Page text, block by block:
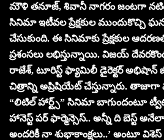
మౌళి తనూజ్, శివానీ నాగరం జంటగా
సినిమా ఇటీవల ప్రేక్షకుల ముందుకొచ్చి
చేసుకుంది. ఈ సినిమాకు ప్రేక్షకుల
ప్రశంసలు లభిస్తున్నాయి. విజయ్
రాజేశ్, టూరిస్ట్ ఫ్యామిలీ డైరెక్టర్ అభిషాన్
చిత్రాన్ని అప్రిషియేట్ చేస్తున్నారు.
“లిటిల్ హార్ట్స్” సినిమా బాగుందంటూ
హానెస్ట్ పర్ ఫార్మెన్సెస్.. అన్నీ ది బెస్ట్
అందరికీ నా శుభాకాంక్షలు..’ అంటూ